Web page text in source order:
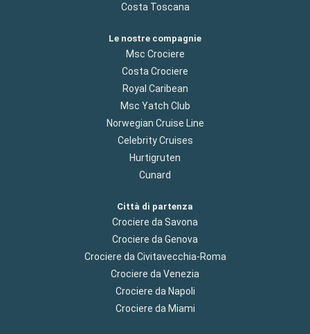
Costa Toscana
Le nostre compagnie
Msc Crociere
Costa Crociere
Royal Caribean
Msc Yatch Club
Norwegian Cruise Line
Celebrity Cruises
Hurtigruten
Cunard
Città di partenza
Crociere da Savona
Crociere da Genova
Crociere da Civitavecchia-Roma
Crociere da Venezia
Crociere da Napoli
Crociere da Miami